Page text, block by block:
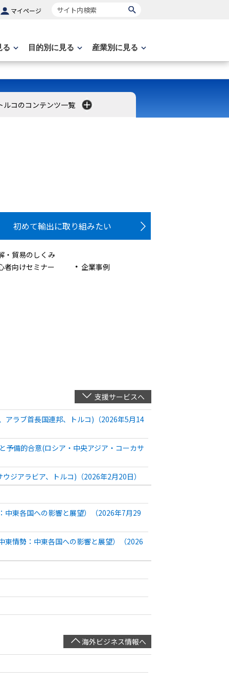
マイページ サイト内検索
る 目的別に見る 産業別に見る
ルコのコンテンツ一覧
初めて輸出に取り組みたい
・貿易のしくみ
者向けセミナー
企業事例
支援サービスへ
アラブ首長国連邦、トルコ)（2026年5月14
予備的合意(ロシア・中央アジア・コーカサ
ジアラビア、トルコ)（2026年2月20日）
中東各国への影響と展望）（2026年7月29
東情勢：中東各国への影響と展望）（2026
海外ビジネス情報へ